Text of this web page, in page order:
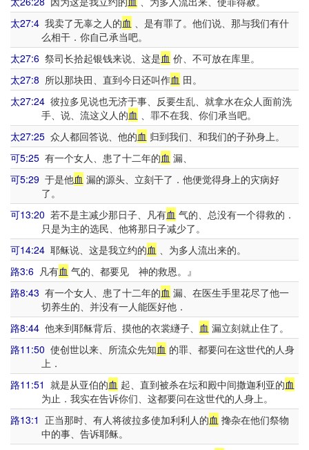
太27:4 我卖了无辜之人的血 、是有罪了。他们说、那与我们有什
么相干．你自己承当吧。
太27:6 祭司长拾起银钱来说、这是血 价、不可放在库里。
太27:8 所以那块田、直到今日还叫作血 田。
太27:24 彼拉多见说也无济于事、反要生乱、就拿水在众人面前洗
手、说、流这义人的血 、罪不在我、你们承当吧。
太27:25 众人都回答说、他的血 归到我们、和我们的子孙身上。
可5:25 有一个女人、患了十二年的血 漏、
可5:29 于是他血 漏的源头、立刻干了．他便觉得身上的灾病好
了。
可13:20 若不是主减少那日子、凡有血 气的、总没有一个得救的．
只是为主的选民、他将那日子减少了。
可14:24 耶稣说、这是我立约的血 、为多人流出来的。
路3:6 凡有血 气的、都要见 神的救恩。』
路8:43 有一个女人、患了十二年的血 漏、在医生手里花尽了他一
切养生的、并没有一人能医好他．
路8:44 他来到耶稣背后、摸他的衣裳繸子、 血 漏立刻就止住了。
路11:50 使创世以来、所流众先知血 的罪、都要问在这世代的人身
上．
路11:51 就是从亚伯的血 起、直到被杀在坛和殿中间撒迦利亚的血
为止．我实在告诉你们、这都要问在这世代的人身上。
路13:1 正当那时、有人将彼拉多使加利利人的血 搀杂在他们祭物
中的事、告诉耶稣。